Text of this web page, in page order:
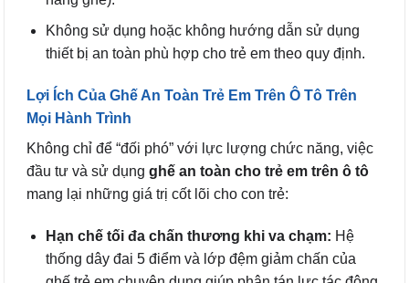
Không sử dụng hoặc không hướng dẫn sử dụng
thiết bị an toàn phù hợp cho trẻ em theo quy định.
Lợi Ích Của Ghế An Toàn Trẻ Em Trên Ô Tô Trên
Mọi Hành Trình
Không chỉ để “đối phó” với lực lượng chức năng, việc
đầu tư và sử dụng ghế an toàn cho trẻ em trên ô tô
mang lại những giá trị cốt lõi cho con trẻ:
Hạn chế tối đa chấn thương khi va chạm: Hệ
thống dây đai 5 điểm và lớp đệm giảm chấn của